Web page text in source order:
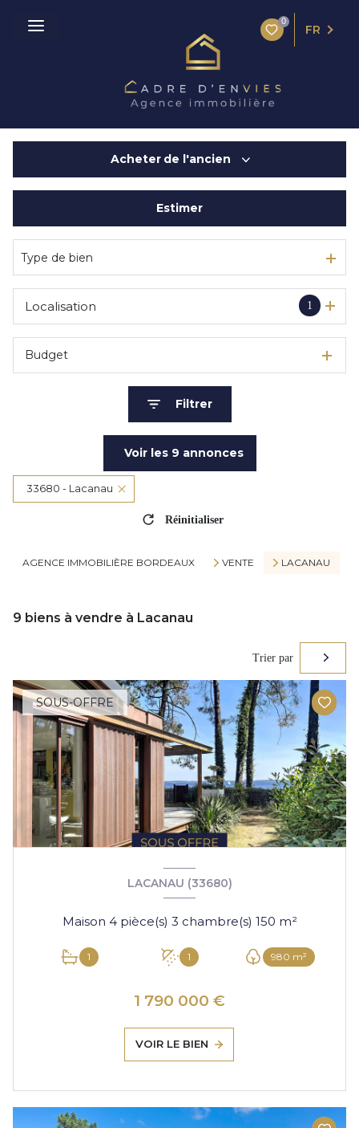
0
FR
Acheter de l'ancien
De l'immo pro
Estimer
Type de bien
1
Localisation
Budget
Filtrer
Voir les 9 annonces
33680 - Lacanau
Réinitialiser
AGENCE IMMOBILIÈRE BORDEAUX VENTE LACANAU
9 biens à vendre à Lacanau
Trier par
SOUS-OFFRE
LACANAU (33680)
Maison 4 pièce(s) 3 chambre(s) 150 m²
1 1 980 m²
1 790 000 €
VOIR LE BIEN